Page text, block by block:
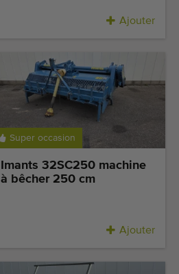
Ajouter
Super occasion
Imants 32SC250 machine
à bêcher 250 cm
Ajouter